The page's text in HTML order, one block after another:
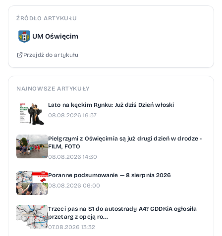
ŹRÓDŁO ARTYKUŁU
UM Oświęcim
Przejdź do artykułu
NAJNOWSZE ARTYKUŁY
Lato na kęckim Rynku: Już dziś Dzień włoski
08.08.2026 16:57
Pielgrzymi z Oświęcimia są już drugi dzień w drodze -
FILM, FOTO
08.08.2026 14:30
Poranne podsumowanie — 8 sierpnia 2026
08.08.2026 06:00
Trzeci pas na S1 do autostrady A4? GDDKiA ogłosiła
przetarg z opcją ro...
07.08.2026 13:32